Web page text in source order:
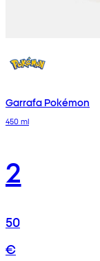
Garrafa Pokémon
450 ml
2
50
€